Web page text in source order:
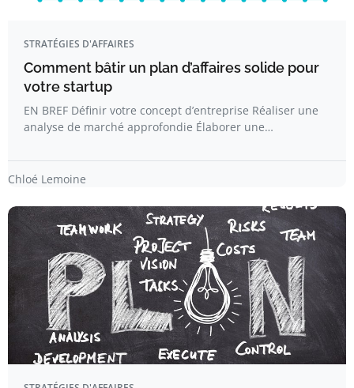
STRATÉGIES D'AFFAIRES
Comment bâtir un plan d’affaires solide pour
votre startup
EN BREF Définir votre concept d’entreprise Réaliser une
analyse de marché approfondie Élaborer une…
Chloé Lemoine